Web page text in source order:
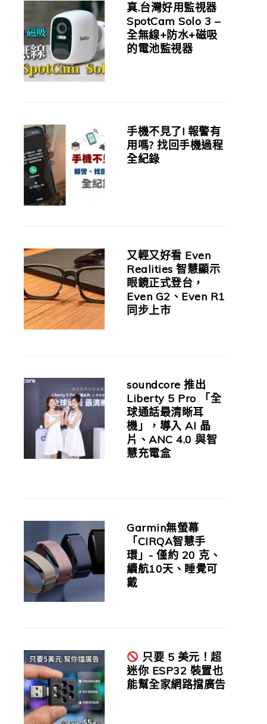
真.台灣好用監視器
SpotCam Solo 3 –
全無線+防水+磁吸
的電池監視器
手機不見了! 報警有
用嗎? 找回手機過程
全紀錄
又輕又好看 Even
Realities 智慧顯示
眼鏡正式登台，
Even G2、Even R1
同步上市
soundcore 推出
Liberty 5 Pro 「全
球通話最清晰耳
機」，導入 AI 晶
片、ANC 4.0 與智
慧充電盒
Garmin無螢幕
「CIRQA智慧手
環」- 僅約 20 克、
續航10天、睡覺可
戴
只要 5 美元！超
迷你 ESP32 裝置也
能幫全家網路擋廣告